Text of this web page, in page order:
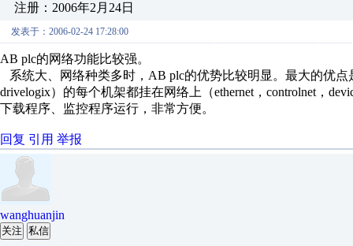
注册：2006年2月24日
发表于：2006-02-24 17:28:00
AB plc的网络功能比较强。
系统大、网络种类多时，AB plc的优势比较明显。最大的优点
drivelogix）的每个机架都挂在网络上（ethernet，controlnet，
下载程序、监控程序运行，非常方便。
回复 引用 举报
wanghuanjin
关注 私信